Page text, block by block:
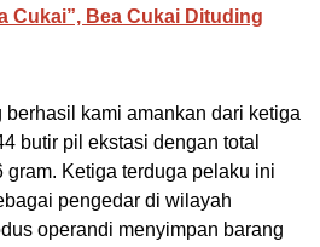
Cukai”, Bea Cukai Dituding
berhasil kami amankan dari ketiga
butir pil ekstasi dengan total
gram. Ketiga terduga pelaku ini
pengedar di wilayah
operandi menyimpan barang